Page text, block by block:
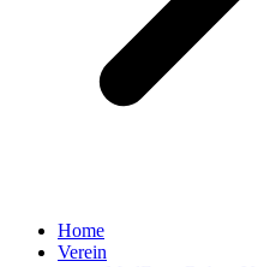
Home
Verein